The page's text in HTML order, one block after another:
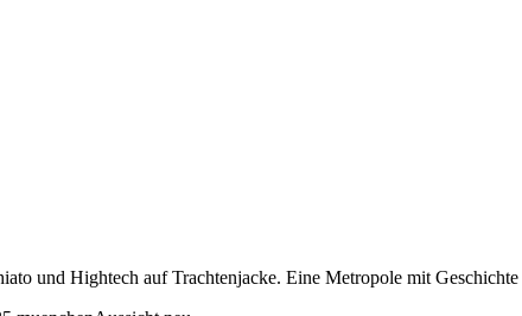
und Hightech auf Trachtenjacke. Eine Metropole mit